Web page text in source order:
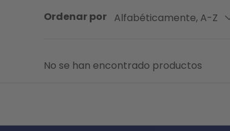
Ordenar por Alfabéticamente, A-Z
No se han encontrado productos